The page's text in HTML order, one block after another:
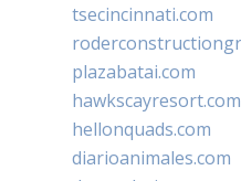
tsecincinnati.com
plazabatai.com
hawkscayresort.com
hellonquads.com
diarioanimales.com